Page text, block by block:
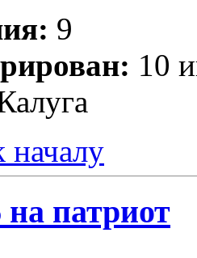
9
10
началу
патриот